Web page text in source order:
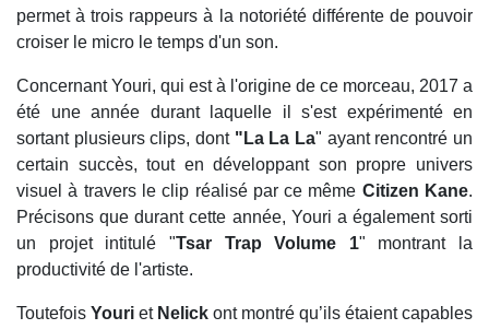
permet à trois rappeurs à la notoriété différente de pouvoir
croiser le micro le temps d'un son.
Concernant Youri, qui est à l'origine de ce morceau, 2017 a
été une année durant laquelle il s'est expérimenté en
sortant plusieurs clips, dont "La La La" ayant rencontré un
certain succès, tout en développant son propre univers
visuel à travers le clip réalisé par ce même Citizen Kane.
Précisons que durant cette année, Youri a également sorti
un projet intitulé "Tsar Trap Volume 1" montrant la
productivité de l'artiste.
Toutefois Youri et Nelick ont montré qu’ils étaient capables